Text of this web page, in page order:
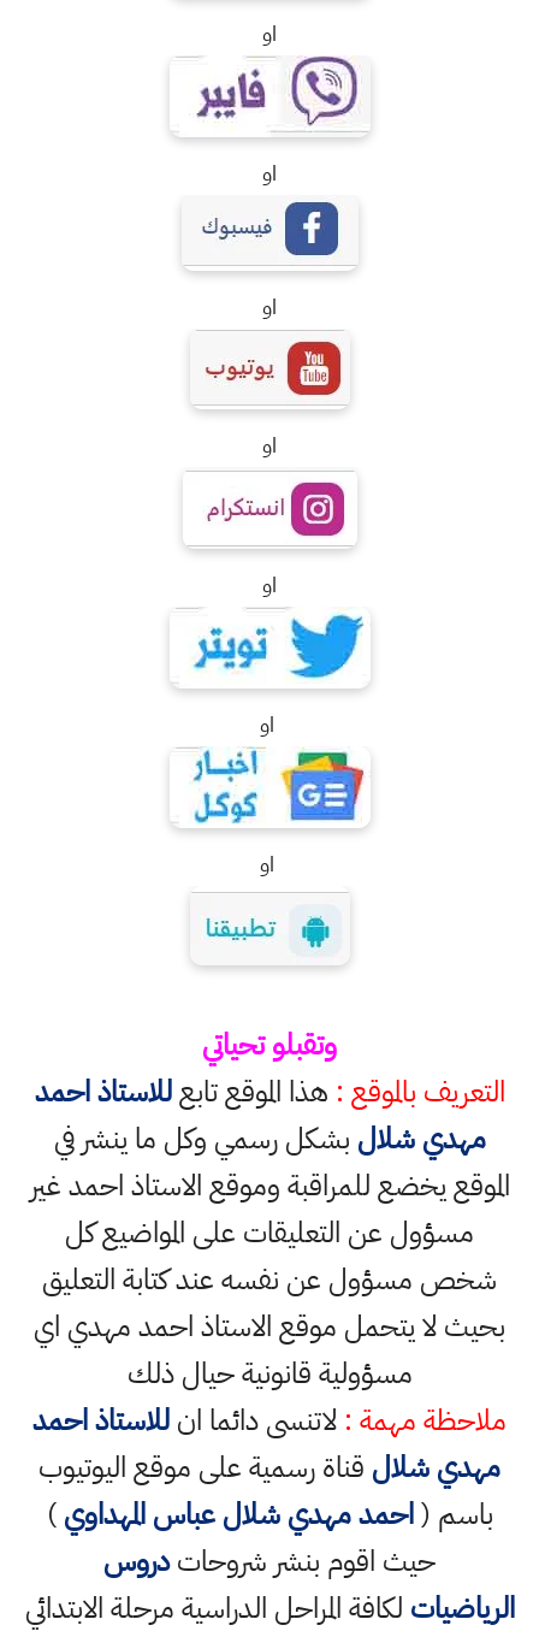
او
او
او
او
او
او
او
وتقبلو تحياتي
التعريف بالموقع : هذا الموقع تابعللاستاذ احمد
مهدي شلال بشكل رسمي وكل ما ينشر في
الموقع يخضع للمراقبة وموقع الاستاذ احمد غير
مسؤول عن التعليقات على المواضيع كل
شخص مسؤول عن نفسه عند كتابة التعليق
بحيث لا يتحمل موقع الاستاذ احمد مهدي اي
مسؤولية قانونية حيال ذلك
ملاحظة مهمة : لاتنسى دائما انللاستاذ احمد
مهدي شلال قناة رسمية على موقع اليوتيوب
باسم (احمد مهدي شلال عباس المهداوي)
حيث اقوم بنشر شروحاتدروس
الرياضيات لكافة المراحل الدراسية مرحلة الابتدائي